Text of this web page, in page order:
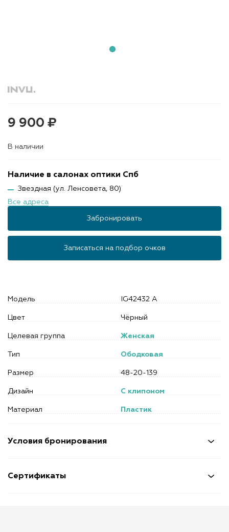
Условия бронирования
Сертификаты
9 900 ₽
В наличии
Наличие в салонах оптики Спб
Звездная (ул. Ленсовета, 80)
Все адреса
Забронировать
Записаться на подбор очков
Модель IG42432 A
Цвет Чёрный
Целевая группа Женская
Тип Ободковая
Размер 48-20-139
Дизайн С клипоном
Материал Пластик